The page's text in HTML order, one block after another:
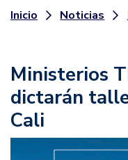
Inicio Noticias
Ministerios
dictarán
Cali